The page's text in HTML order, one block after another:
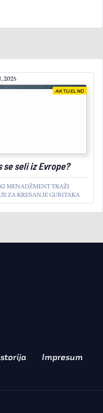
2025
se seli iz Evrope?
MENADŽMENT TRAŽI
ZA KRESANJE GUBITAKA
AKTUELNO
Impresum